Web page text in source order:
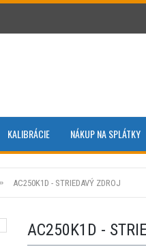
KALIBRÁCIE NÁKUP NA SPLÁTKY
AC250K1D - STRIEDAVÝ ZDROJ
AC250K1D -